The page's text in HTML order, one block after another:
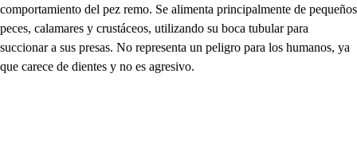
comportamiento del pez remo. Se alimenta principalmente de pequeños
peces, calamares y crustáceos, utilizando su boca tubular para
succionar a sus presas. No representa un peligro para los humanos, ya
que carece de dientes y no es agresivo.